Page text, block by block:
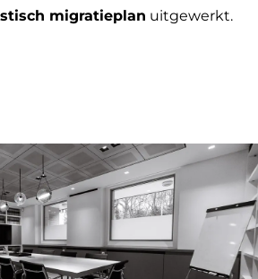
migratieplan uitgewerkt.